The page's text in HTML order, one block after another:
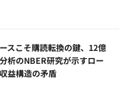
スこそ購読転換の鍵、12億
析のNBER研究が示すロー
益構造の矛盾